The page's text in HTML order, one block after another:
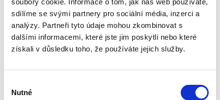
sdílíme se svými partnery pro sociální média, inzerci a
analýzy. Partneři tyto údaje mohou zkombinovat s
dalšími informacemi, které jste jim poskytli nebo které
získali v důsledku toho, že používáte jejich služby.
souhlasu
Nutné
většinovým názorem Ústavního soudu.
Publikace je přehledně a systematicky
zpracována, přičemž každý nález je
opatřen výstižným názvem a právní větou,
která umožňuje rychlou a věcnou orientaci.
V každém díle také naleznete seznam